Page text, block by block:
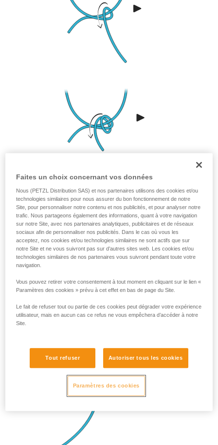
Faites un choix concernant vos données
Nous (PETZL Distribution SAS) et nos partenaires utilisons des cookies et/ou
technologies similaires pour nous assurer du bon fonctionnement de notre
Site, pour personnaliser notre contenu et nos publicités, et pour analyser notre
trafic. Nous partageons également des informations, quant à votre navigation
sur notre Site, avec nos partenaires analytiques, publicitaires et de réseaux
sociaux afin de personnaliser nos publicités. Dans le cas où vous les
acceptez, nos cookies et/ou technologies similaires ne sont actifs que sur
notre Site et ne vous suivront pas sur d’autres sites web. Les cookies et/ou
technologies similaires de nos partenaires vous suivront pendant toute votre
navigation.
Vous pouvez retirer votre consentement à tout moment en cliquant sur le lien «
Paramètres des cookies » prévu à cet effet en bas de page du Site.
Le fait de refuser tout ou partie de ces cookies peut dégrader votre expérience
utilisateur, mais en aucun cas ce refus ne vous empêchera d’accéder à notre
Site.
Tout refuser Autoriser tous les cookies
Paramètres des cookies